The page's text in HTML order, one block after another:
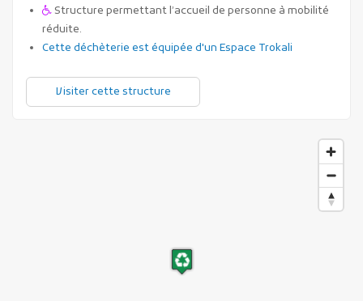
Structure permettant l’accueil de personne à mobilité
réduite.
Cette déchèterie est équipée d'un Espace Trokali
Visiter cette structure